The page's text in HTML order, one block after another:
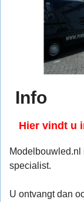
Info
Hier vindt u
specialist.
U ontvangt dan